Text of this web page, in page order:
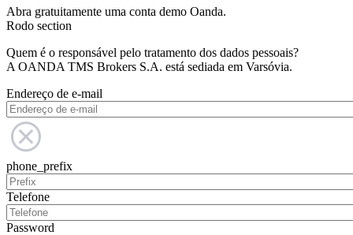
Abra gratuitamente uma conta demo Oanda.
Rodo section
Quem é o responsável pelo tratamento dos dados pessoais?
A OANDA TMS Brokers S.A. está sediada em Varsóvia.
Endereço de e-mail
phone_prefix
Telefone
Password